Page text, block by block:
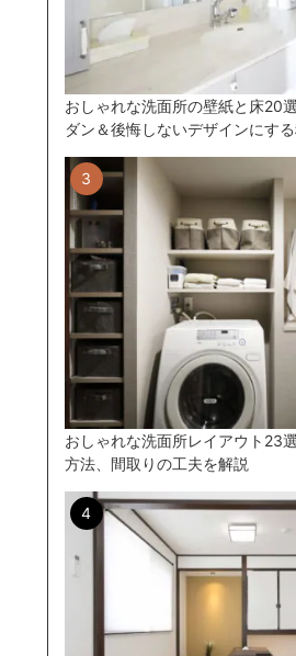
おしゃれな洗面所の壁紙と床20
ダン＆後悔しないデザインにす
おしゃれな洗面所レイアウト23
方法、間取りの工夫を解説